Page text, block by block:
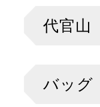
代官山
バッグ